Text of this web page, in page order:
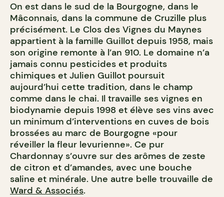
On est dans le sud de la Bourgogne, dans le
Mâconnais, dans la commune de Cruzille plus
précisément. Le Clos des Vignes du Maynes
appartient à la famille Guillot depuis 1958, mais
son origine remonte à l’an 910. Le domaine n’a
jamais connu pesticides et produits
chimiques et Julien Guillot poursuit
aujourd’hui cette tradition, dans le champ
comme dans le chai. Il travaille ses vignes en
biodynamie depuis 1998 et élève ses vins avec
un minimum d’interventions en cuves de bois
brossées au marc de Bourgogne «pour
réveiller la fleur levurienne». Ce pur
Chardonnay s’ouvre sur des arômes de zeste
de citron et d’amandes, avec une bouche
saline et minérale. Une autre belle trouvaille de
Ward & Associés.